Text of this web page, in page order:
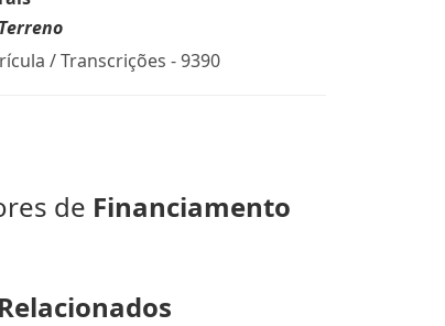
/ Transcrições - 9390
de Financiamento
Relacionados